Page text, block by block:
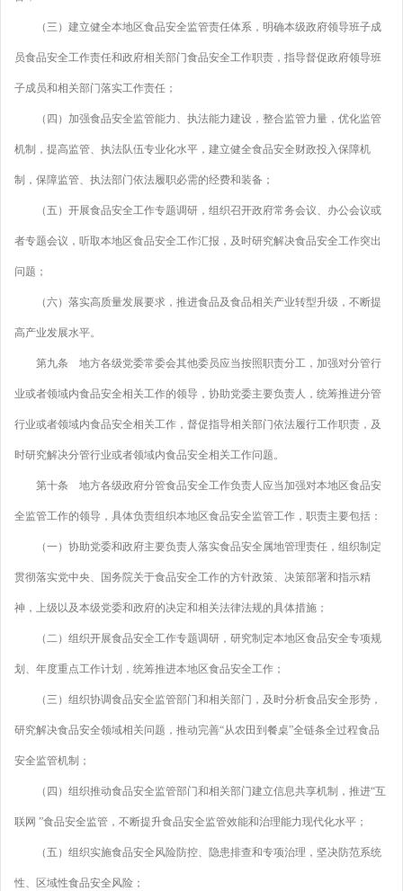
（三）建立健全本地区食品安全监管责任体系，明确本级政府领导班子成
员食品安全工作责任和政府相关部门食品安全工作职责，指导督促政府领导班
子成员和相关部门落实工作责任；
（四）加强食品安全监管能力、执法能力建设，整合监管力量，优化监管
机制，提高监管、执法队伍专业化水平，建立健全食品安全财政投入保障机
制，保障监管、执法部门依法履职必需的经费和装备；
（五）开展食品安全工作专题调研，组织召开政府常务会议、办公会议或
者专题会议，听取本地区食品安全工作汇报，及时研究解决食品安全工作突出
问题；
（六）落实高质量发展要求，推进食品及食品相关产业转型升级，不断提
高产业发展水平。
第九条 地方各级党委常委会其他委员应当按照职责分工，加强对分管行
业或者领域内食品安全相关工作的领导，协助党委主要负责人，统筹推进分管
行业或者领域内食品安全相关工作，督促指导相关部门依法履行工作职责，及
时研究解决分管行业或者领域内食品安全相关工作问题。
第十条 地方各级政府分管食品安全工作负责人应当加强对本地区食品安
全监管工作的领导，具体负责组织本地区食品安全监管工作，职责主要包括：
（一）协助党委和政府主要负责人落实食品安全属地管理责任，组织制定
贯彻落实党中央、国务院关于食品安全工作的方针政策、决策部署和指示精
神，上级以及本级党委和政府的决定和相关法律法规的具体措施；
（二）组织开展食品安全工作专题调研，研究制定本地区食品安全专项规
划、年度重点工作计划，统筹推进本地区食品安全工作；
（三）组织协调食品安全监管部门和相关部门，及时分析食品安全形势，
研究解决食品安全领域相关问题，推动完善“从农田到餐桌”全链条全过程食品
安全监管机制；
（四）组织推动食品安全监管部门和相关部门建立信息共享机制，推进“互
联网 ”食品安全监管，不断提升食品安全监管效能和治理能力现代化水平；
（五）组织实施食品安全风险防控、隐患排查和专项治理，坚决防范系统
性、区域性食品安全风险；